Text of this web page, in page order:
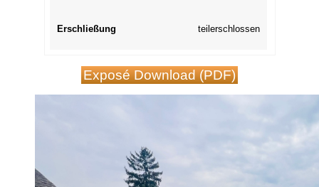
Erschließung teilerschlossen
Exposé Download (PDF)